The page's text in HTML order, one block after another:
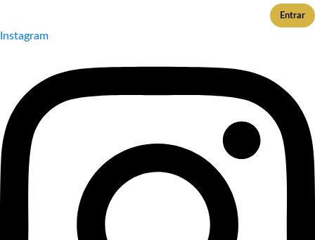
Entrar
Instagram